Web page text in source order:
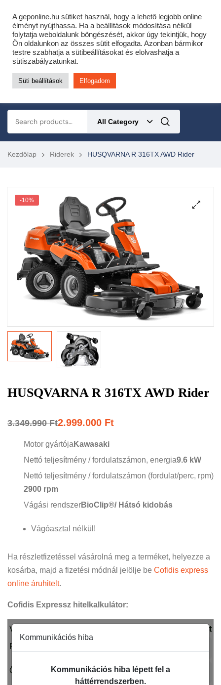
Cofidis expressz online áruhitel 0 % THM-el 10 hónapra!
Most minden akciós HQ láncfűrészhez ajándékba adunk egy fűrészláncot!
Részletek ide kattintva!
KERTÉSZETI – ERDÉSZETI – ÉPÍTŐIPARI GÉP WEBSHOP
All Category
Kezdőlap Riderek HUSQVARNA R 316TX AWD Rider
-10%
HUSQVARNA R 316TX AWD Rider
3.349.990Ft2.999.000 Ft
Motor gyártója Kawasaki
Nettó teljesítmény / fordulatszámon, energia9.6 kW
Nettó teljesítmény / fordulatszámon (fordulat/perc, rpm)
2900 rpm
Vágási rendszerBioClip®/ Hátsó kidobás
Vágóasztal nélkül!
Ha részletfizetéssel vásárolná meg a terméket, helyezze a
kosárba, majd a fizetési módnál jelölje be Cofidis express
online áruhitelt.
Cofidis Expressz hitelkalkulátor:
A geponline.hu sütiket használ, hogy a lehető legjobb online
élményt nyújthassa. Ha a beállítások módosítása nélkül
folytatja weboldalunk böngészését, akkor úgy tekintjük, hogy
Ön oldalunkon az összes sütit elfogadta. Azonban bármikor
testre szabhatja a sütibeállításokat és elolvashatja a
sütiszabályzatunkat.
Süti beállítások Elfogadom